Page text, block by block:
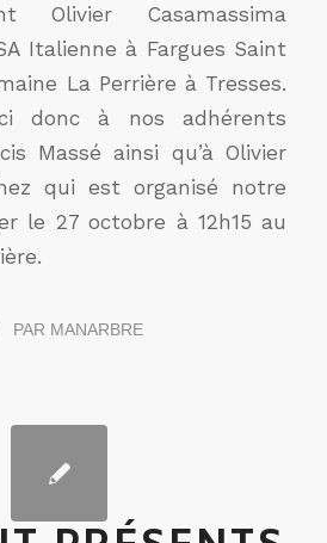
Olivier Casamassima
Italienne à Fargues Saint
La Perrière à Tresses.
donc à nos adhérents
Massé ainsi qu’à Olivier
qui est organisé notre
le 27 octobre à 12h15 au
PAR MANARBRE